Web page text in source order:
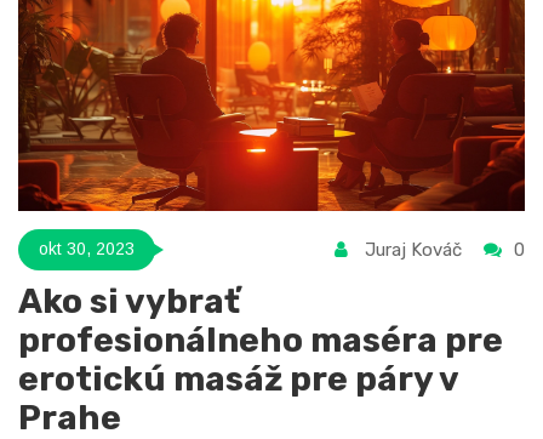
okt 30, 2023 Juraj Kováč 0
Ako si vybrať
profesionálneho maséra pre
erotickú masáž pre páry v
Prahe